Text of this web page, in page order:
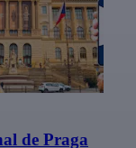
de Praga